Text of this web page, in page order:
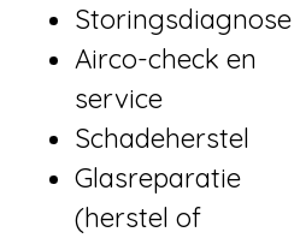
Storingsdiagnose
Airco-check en
service
Schadeherstel
Glasreparatie
(herstel of